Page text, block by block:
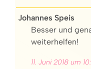
Johannes Speis
Besser und
weiterhelfen!
11. Juni 2018 um